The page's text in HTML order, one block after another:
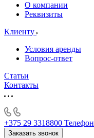
О компании
Реквизиты
Клиенту
Условия аренды
Вопрос-ответ
Статьи
Контакты
+375 29 3318800 Телефон
Заказать звонок